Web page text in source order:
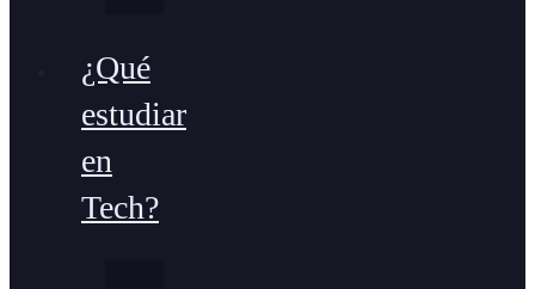
¿Qué
estudiar
en
Tech?